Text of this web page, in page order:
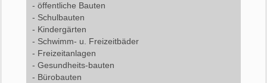
- öffentliche Bauten
- Schulbauten
- Kindergärten
- Schwimm- u. Freizeitbäder
- Freizeitanlagen
- Gesundheits-bauten
- Bürobauten